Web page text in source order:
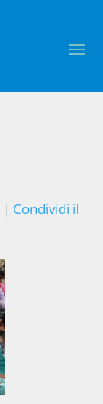
| Condividi il